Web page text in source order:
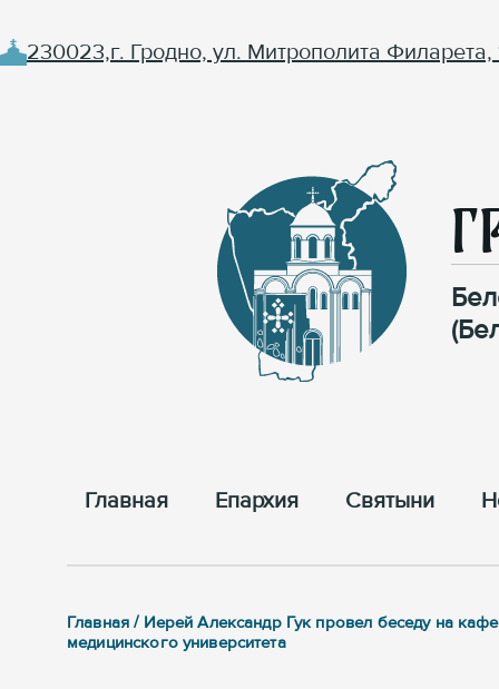
230023,г. Гродно, ул. Митрополита Филарета,
Главная Епархия Cвятыни
Главная / Иерей Александр Гук провел беседу на
медицинского университета